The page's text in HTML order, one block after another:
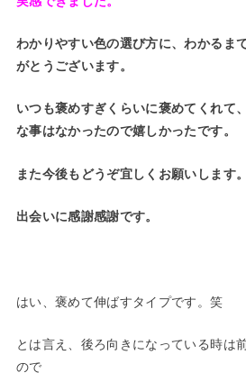
わかりやすい色の選び方に、わかるま
がと うございます。
いつも褒めすぎくらいに褒めてくれて
な事はなかったので嬉しかったです。
また今後もどうぞ宜しくお願いします。
出会いに感謝感謝です。
はい、褒めて伸ばすタイプです。笑
とは言え、後ろ向きになっている時は
ので